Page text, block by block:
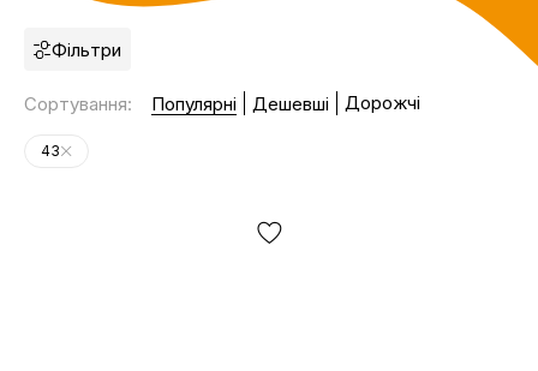
Фільтри
Сортування: Популярні Дешевші Дорожчі
43